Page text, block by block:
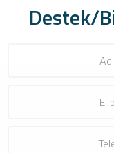
Destek/